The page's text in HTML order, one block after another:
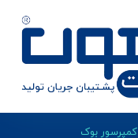
کمپرسور بوک